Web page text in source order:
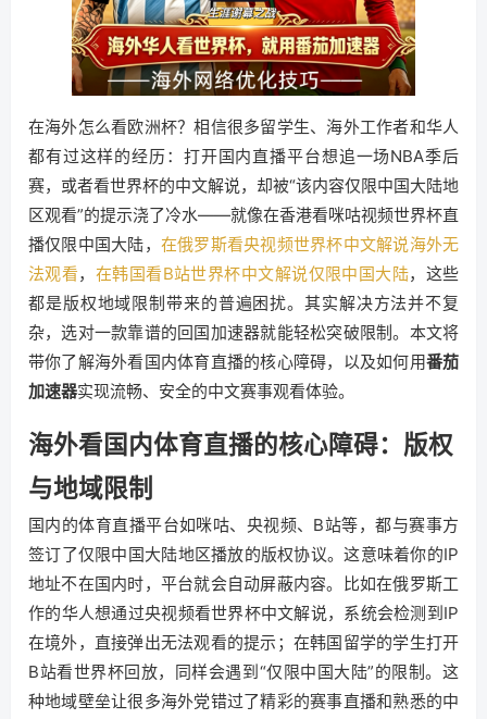
在海外怎么看欧洲杯？相信很多留学生、海外工作者和华人
都有过这样的经历：打开国内直播平台想追一场NBA季后
赛，或者看世界杯的中文解说，却被“该内容仅限中国大陆地
区观看”的提示浇了冷水——就像在香港看咪咕视频世界杯直
播仅限中国大陆， 在俄罗斯看央视频世界杯中文解说海外无
法观看， 在韩国看B站世界杯中文解说仅限中国大陆，这些
都是版权地域限制带来的普遍困扰。其实解决方法并不复
杂，选对一款靠谱的回国加速器就能轻松突破限制。本文将
带你了解海外看国内体育直播的核心障碍，以及如何用番茄
加速器实现流畅、安全的中文赛事观看体验。
海外看国内体育直播的核心障碍：版权
与地域限制
国内的体育直播平台如咪咕、央视频、B站等，都与赛事方
签订了仅限中国大陆地区播放的版权协议。这意味着你的IP
地址不在国内时，平台就会自动屏蔽内容。比如在俄罗斯工
作的华人想通过央视频看世界杯中文解说，系统会检测到IP
在境外，直接弹出无法观看的提示；在韩国留学的学生打开
B站看世界杯回放，同样会遇到“仅限中国大陆”的限制。这
种地域壁垒让很多海外党错过了精彩的赛事直播和熟悉的中